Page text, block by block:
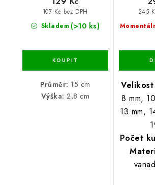
Skladem (>10 ks)
107 Kč bez DPH
Průměr: 15 cm
Výška: 2,8 cm
245
8 mm,
13 mm,
Počet